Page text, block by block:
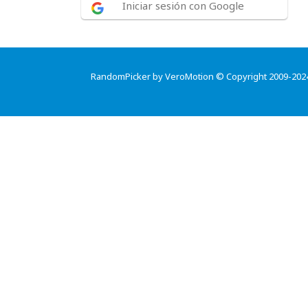
Iniciar sesión con Google
RandomPicker by VeroMotion © Copyright 2009-